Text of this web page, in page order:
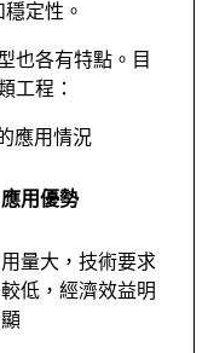
定性。
也各有特點。目
工程：
應用情況
應用優勢
用量大，技術要求
較低，經濟效益明
顯